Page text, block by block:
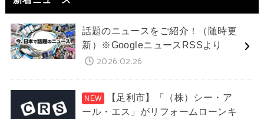
話題のニュースをご紹介！（随時更
新）※GoogleニュースRSSより
2026.02.26
【足利市】「（株）シー・ア
ール・エス」がリフォームローンキ